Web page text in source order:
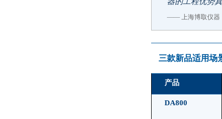
—— 上海博取仪器
三款新品适用场
产品
DA800